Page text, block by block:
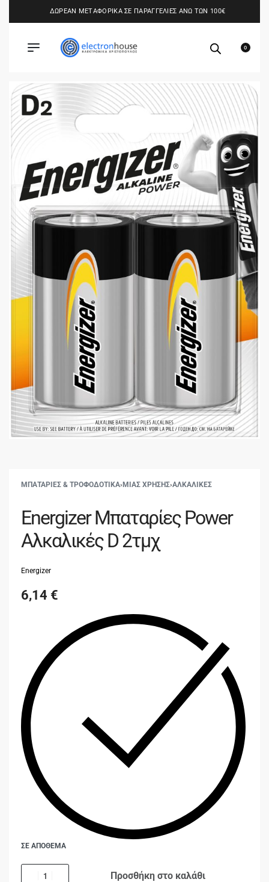
ΔΩΡΕΑΝ ΜΕΤΑΦΟΡΙΚΑ ΣΕ ΠΑΡΑΓΓΕΛΙΕΣ ΑΝΩ ΤΩΝ 100€
0
ΜΠΑΤΑΡΙΕΣ & ΤΡΟΦΟΔΟΤΙΚΑ› ΜΙΑΣ ΧΡΗΣΗΣ›ΑΛΚΑΛΙΚΕΣ
Energizer Μπαταρίες Power
Αλκαλικές D 2τμχ
Energizer
6,14 €
ΣΕ ΑΠΟΘΕΜΑ
Προσθήκη στο καλάθι